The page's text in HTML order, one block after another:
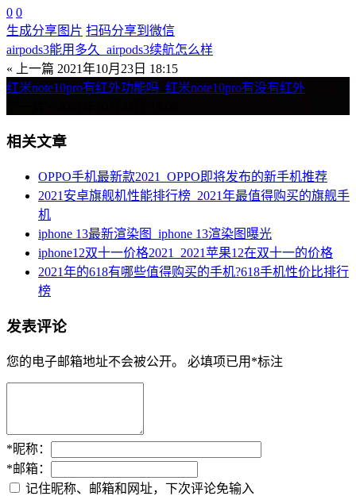
0 0
生成分享图片 扫码分享到微信
airpods3能用多久_airpods3续航怎么样
« 上一篇 2021年10月23日 18:15
红米note10pro有红外功能吗_红米note10pro有没有红外
相关文章
OPPO手机最新款2021_OPPO即将发布的新手机推荐
2021安卓旗舰机性能排行榜_2021年最值得购买的旗舰手
机
iphone 13最新渲染图_iphone 13渲染图曝光
iphone12双十一价格2021_2021苹果12在双十一的价格
2021年的618有哪些值得购买的手机?618手机性价比排行
榜
发表评论
您的电子邮箱地址不会被公开。 必填项已用 *标注
*昵称：
*邮箱：
记住昵称、邮箱和网址，下次评论免输入